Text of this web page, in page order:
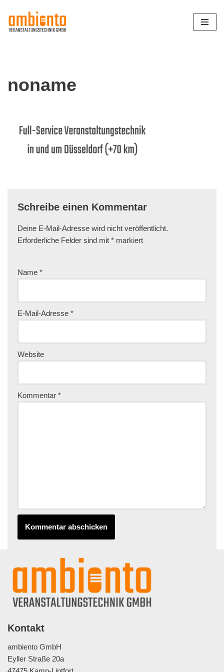
Zum
noname
Schreibe einen Kommentar
Deine E-Mail-Adresse wird nicht veröffentlicht.
Erforderliche Felder sind mit * markiert
Name *
E-Mail-Adresse *
Website
Kommentar *
Kontakt
ambiento GmbH
Eyller Straße 20a